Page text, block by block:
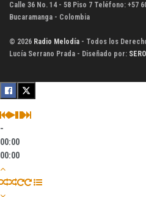
Calle 36 No. 14 - 58 Piso 7 Teléfono: +57
Bucaramanga - Colombia
© 2026 Radio Melodía - Todos los
Lucía Serrano Prada - Diseñado por: SERO
-
00:00
00:00